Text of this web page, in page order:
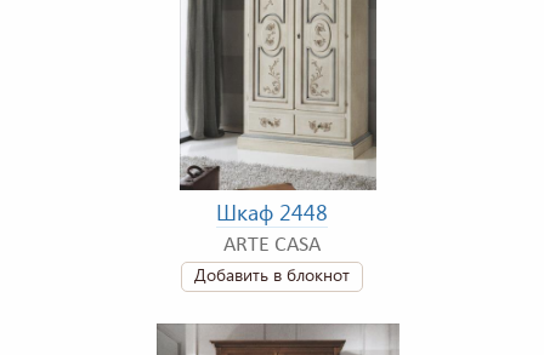
Шкаф 2448
ARTE CASA
Добавить в блокнот